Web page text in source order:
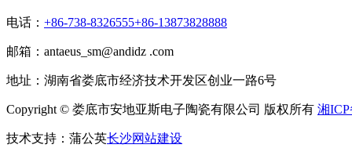
电话： +86-738-8326555+86-13873828888
邮箱：antaeus_sm@andidz .com
地址：湖南省娄底市经济技术开发区创业一路6号
Copyright © 娄底市安地亚斯电子陶瓷有限公司 版权所有 湘ICP
技术支持：蒲公英长沙网站建设